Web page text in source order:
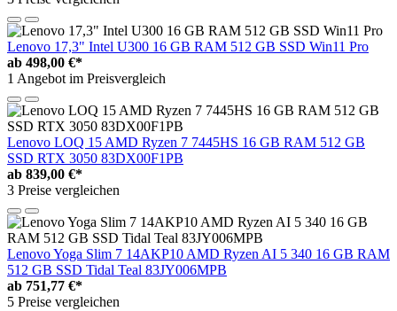
Lenovo 17,3" Intel U300 16 GB RAM 512 GB SSD Win11 Pro
ab 498,00 €*
1 Angebot im Preisvergleich
Lenovo LOQ 15 AMD Ryzen 7 7445HS 16 GB RAM 512 GB
SSD RTX 3050 83DX00F1PB
ab 839,00 €*
3 Preise vergleichen
Lenovo Yoga Slim 7 14AKP10 AMD Ryzen AI 5 340 16 GB RAM
512 GB SSD Tidal Teal 83JY006MPB
ab 751,77 €*
5 Preise vergleichen